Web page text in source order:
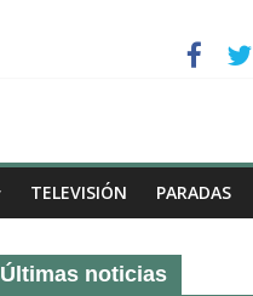
TELEVISIÓN PARADAS
Últimas noticias